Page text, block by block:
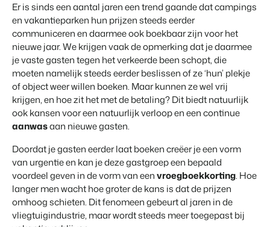
Verhuurwebsite
Breng je merk tot leven met onze websitebouwer.
Vastgoedwebsite
Genereer leads voor jouw verkoopobjecten.
BEX Linguist
Begroet gasten in hun eigen taal.
Marketing
Online Marketing
De krachtige combinatie van branding en performance marketing
Recreatief Vastgoedmarketing
Dankzij Booking Experts
kunnen we ons volledig
focussen op gastvrijheid!
Gijs Meerdink
welcome.in
Overstappen naar BEX
Klaar om te groeien?
Partners
Samen transformeren wij de recreatiebranche.
Onboarding
Samen van start. Vandaag nog.
Van thema trainingen tot kennisevents.
Trust Center
Vertrouwen bij Booking Experts
Er is sinds een aantal jaren een trend gaande dat campings
en vakantieparken hun prijzen steeds eerder
communiceren en daarmee ook boekbaar zijn voor het
nieuwe jaar. We krijgen vaak de opmerking dat je daarmee
je vaste gasten tegen het verkeerde been schopt, die
moeten namelijk steeds eerder beslissen of ze ‘hun’ plekje
of object weer willen boeken. Maar kunnen ze wel vrij
krijgen, en hoe zit het met de betaling? Dit biedt natuurlijk
ook kansen voor een natuurlijk verloop en een continue
aanwasaan nieuwe gasten.
Doordat je gasten eerder laat boeken creëer je een vorm
van urgentie en kan je deze gastgroep een bepaald
voordeel geven in de vorm van eenvroegboekkorting. Hoe
langer men wacht hoe groter de kans is dat de prijzen
omhoog schieten. Dit fenomeen gebeurt al jaren in de
vliegtuigindustrie, maar wordt steeds meer toegepast bij